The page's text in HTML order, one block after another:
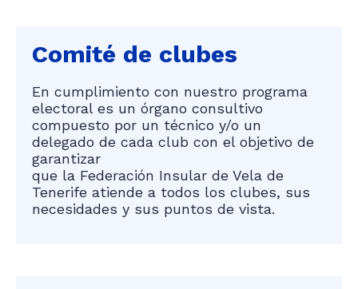
Comité de clubes
En cumplimiento con nuestro programa
electoral es un órgano consultivo
compuesto por un técnico y/o un
delegado de cada club con el objetivo de
garantizar
que la Federación Insular de Vela de
Tenerife atiende a todos los clubes, sus
necesidades y sus puntos de vista.